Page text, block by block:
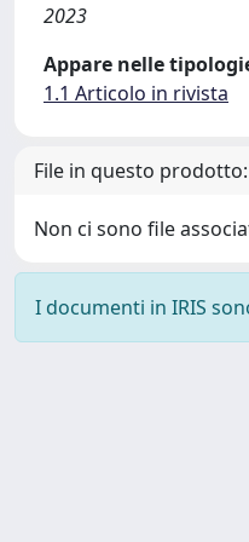
2023
Appare nelle
1.1 Articolo in rivista
File in questo prodotto:
Non ci sono file
I documenti in IRIS